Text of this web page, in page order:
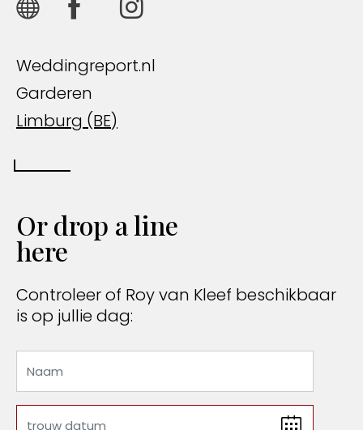
Weddingreport.nl
Garderen
Limburg (BE)
Or drop a line
here
Controleer of Roy van Kleef beschikbaar
is op jullie dag: